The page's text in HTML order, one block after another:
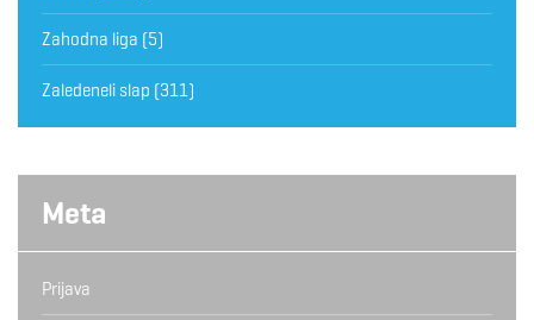
Zahodna liga (5)
Zaledeneli slap (311)
Meta
Prijava